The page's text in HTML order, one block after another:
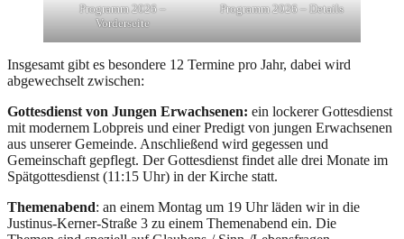
Programm 2026 –
Vorderseite
Programm 2026 – Details
Insgesamt gibt es besondere 12 Termine pro Jahr, dabei wird
abgewechselt zwischen:
Gottesdienst von Jungen Erwachsenen: ein lockerer Gottesdienst
mit modernem Lobpreis und einer Predigt von jungen Erwachsenen
aus unserer Gemeinde. Anschließend wird gegessen und
Gemeinschaft gepflegt. Der Gottesdienst findet alle drei Monate im
Spätgottesdienst (11:15 Uhr) in der Kirche statt.
Themenabend: an einem Montag um 19 Uhr läden wir in die
Justinus-Kerner-Straße 3 zu einem Themenabend ein. Die